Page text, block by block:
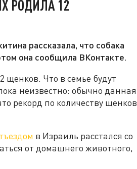
РОДИЛА 12
рассказала, что собака
она сообщила ВКонтакте.
щенков. Что в семье будут
неизвестно: обычно данная
рекорд по количеству щенков
в Израиль расстался со
от домашнего животного,